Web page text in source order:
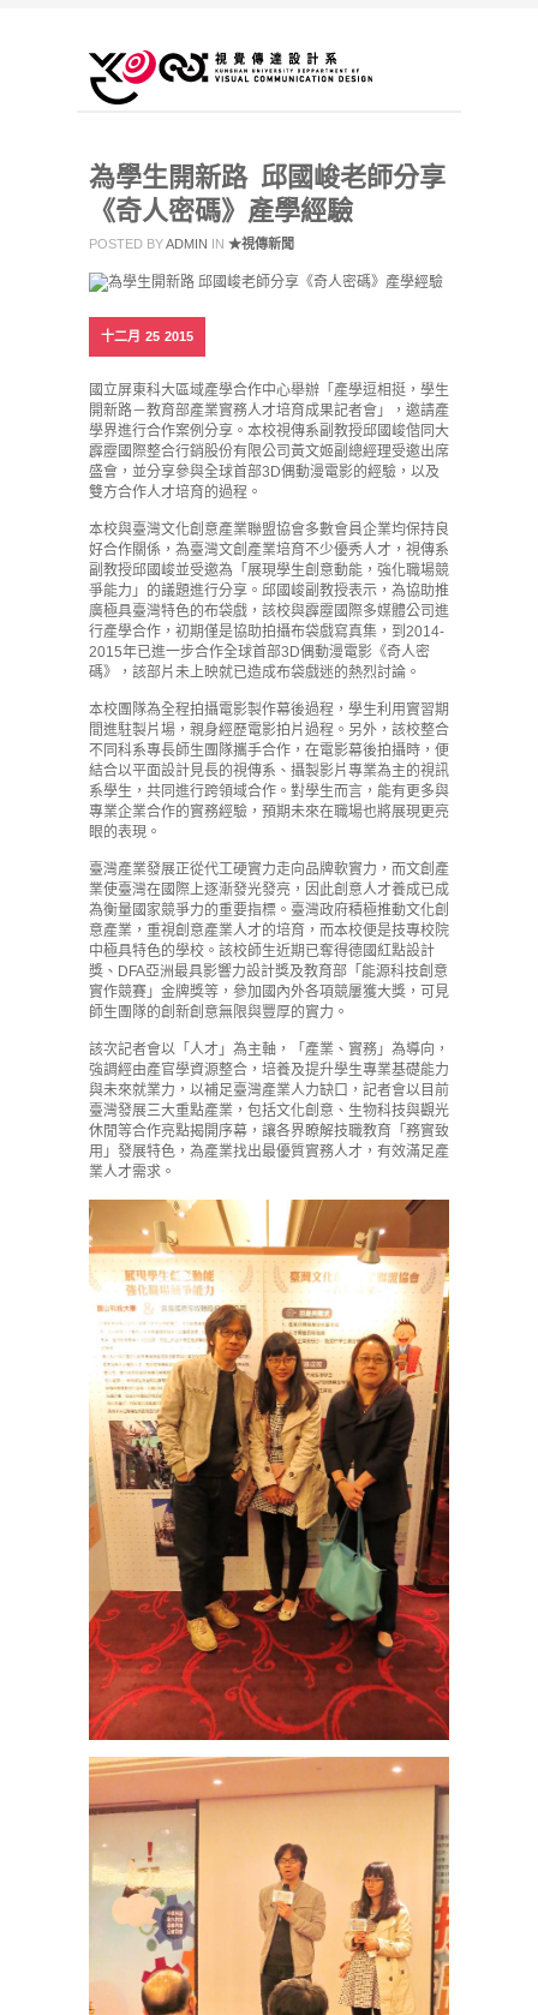
為學生開新路 邱國峻老師分享
《奇人密碼》產學經驗
POSTED BYADMIN IN ★視傳新聞
十二月 25 2015
國立屏東科大區域產學合作中心舉辦「產學逗相挺，學生
開新路－教育部產業實務人才培育成果記者會」，邀請產
學界進行合作案例分享。本校視傳系副教授邱國峻偕同大
霹靂國際整合行銷股份有限公司黃文姬副總經理受邀出席
盛會，並分享參與全球首部3D偶動漫電影的經驗，以及
雙方合作人才培育的過程。
本校與臺灣文化創意產業聯盟協會多數會員企業均保持良
好合作關係，為臺灣文創產業培育不少優秀人才，視傳系
副教授邱國峻並受邀為「展現學生創意動能，強化職場競
爭能力」的議題進行分享。邱國峻副教授表示，為協助推
廣極具臺灣特色的布袋戲，該校與霹靂國際多媒體公司進
行產學合作，初期僅是協助拍攝布袋戲寫真集，到2014-
2015年已進一步合作全球首部3D偶動漫電影《奇人密
碼》，該部片未上映就已造成布袋戲迷的熱烈討論。
本校團隊為全程拍攝電影製作幕後過程，學生利用實習期
間進駐製片場，親身經歷電影拍片過程。另外，該校整合
不同科系專長師生團隊攜手合作，在電影幕後拍攝時，便
結合以平面設計見長的視傳系、攝製影片專業為主的視訊
系學生，共同進行跨領域合作。對學生而言，能有更多與
專業企業合作的實務經驗，預期未來在職場也將展現更亮
眼的表現。
臺灣產業發展正從代工硬實力走向品牌軟實力，而文創產
業使臺灣在國際上逐漸發光發亮，因此創意人才養成已成
為衡量國家競爭力的重要指標。臺灣政府積極推動文化創
意產業，重視創意產業人才的培育，而本校便是技專校院
中極具特色的學校。該校師生近期已奪得德國紅點設計
獎、DFA亞洲最具影響力設計獎及教育部「能源科技創意
實作競賽」金牌獎等，參加國內外各項競屢獲大獎，可見
師生團隊的創新創意無限與豐厚的實力。
該次記者會以「人才」為主軸，「產業、實務」為導向，
強調經由產官學資源整合，培養及提升學生專業基礎能力
與未來就業力，以補足臺灣產業人力缺口，記者會以目前
臺灣發展三大重點產業，包括文化創意、生物科技與觀光
休閒等合作亮點揭開序幕，讓各界瞭解技職教育「務實致
用」發展特色，為產業找出最優質實務人才，有效滿足產
業人才需求。